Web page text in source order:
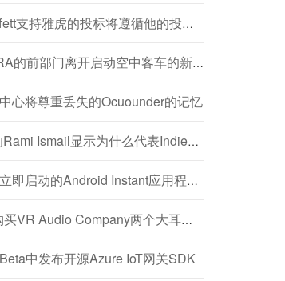
Warren Buffett支持雅虎的投标将遵循他的投资模式
谷歌项目ARA的前部门离开启动空中客车的新硅谷实验室
心将尊重丢失的Ocuounder的记忆
Vlambeer的Rami Ismail显示为什么代表Indies发表措辞（视频）
谷歌推出了立即启动的Android Instant应用程序，无需安装
Facebook购买VR Audio Company两个大耳朵，首次亮相'Facebook 360 Spatial Workstation'
中发布开源Azure IoT网关SDK